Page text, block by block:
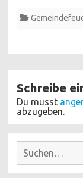
Schreibe
Du musst
abzugeben.
Suchen